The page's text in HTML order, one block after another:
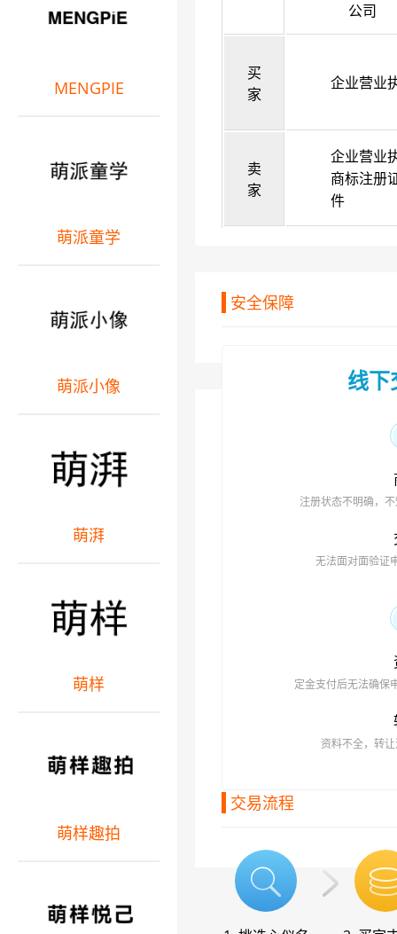
公司
买
家
企业营业
卖
家
企业营业
商标注册
件
安全保障
线下
注册状态不明确，
无法面对面验证
定金支付后无法确保
资料不全，转
交易流程
MENGPIE
萌派童学
萌派小像
萌湃
萌样
萌样趣拍